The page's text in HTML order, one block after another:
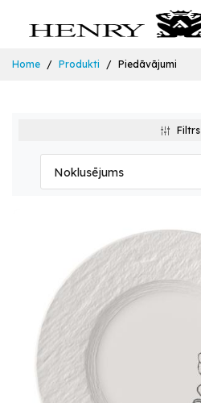
Home Produkti Piedāvājumi
Filtrs